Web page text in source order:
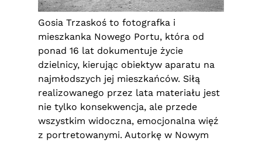
Gosia Trzaskoś to fotografka i
mieszkanka Nowego Portu, która od
ponad 16 lat dokumentuje życie
dzielnicy, kierując obiektyw aparatu na
najmłodszych jej mieszkańców. Siłą
realizowanego przez lata materiału jest
nie tylko konsekwencja, ale przede
wszystkim widoczna, emocjonalna więź
z portretowanymi. Autorkę w Nowym